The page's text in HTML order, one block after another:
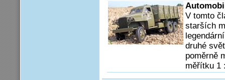
V tomto
starších
druhé
poměrně
měřítku